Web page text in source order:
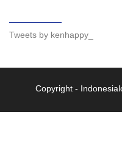
Tweets by kenhappy_
Copyright -